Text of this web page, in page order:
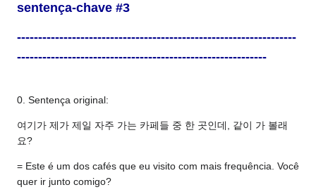
sentença-chave #3
------------------------------------------------------------------
-----------------------------------------------------------
0. Sentença original:
여기가 제가 제일 자주 가는 카페들 중 한 곳인데, 같이 가 볼래
요?
= Este é um dos cafés que eu visito com mais frequência. Você
quer ir junto comigo?